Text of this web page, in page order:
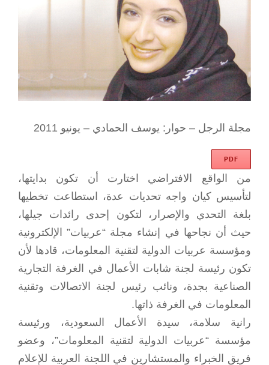
مجلة الرجل – حوار: يوسف الحمادي – يونيو 2011
PDF
من الواقع الافتراضي اختارت أن تكون بدايتها،
لتأسيس كيان واجه تحديات عدة، استطاعت تخطيها
بلغة التحدي والإصرار، لتكون إحدى رائدات جيلها،
حيث أن نجاحها في إنشاء مجلة “عربيات” الإلكترونية
ومؤسسة عربيات الدولية لتقنية المعلومات، قادها لأن
تكون رئيسة لجنة شابات الأعمال في الغرفة التجارية
الصناعية بجدة، ونائب رئيس لجنة الاتصالات وتقنية
المعلومات في الغرفة ذاتها.
رانية سلامة، سيدة الأعمال السعودية، ورئيسة
مؤسسة “عربيات الدولية لتقنية المعلومات”، وعضو
فريق الخبراء والمستشارين في اللجنة العربية للإعلام